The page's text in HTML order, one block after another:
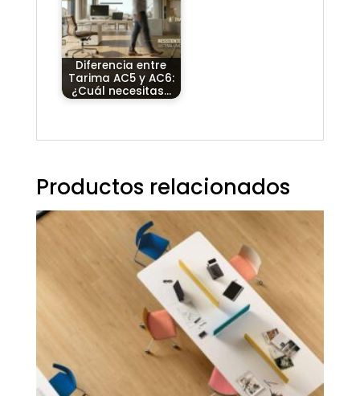
Diferencia entre
Tarima AC5 y AC6:
¿Cuál necesitas…
Productos relacionados